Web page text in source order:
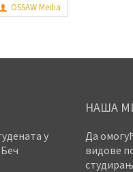
OSSAW Media
у
НАША
Да
видове